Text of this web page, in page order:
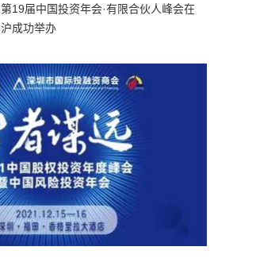
第19届中国投资年会·有限合伙人峰会在
沪成功举办